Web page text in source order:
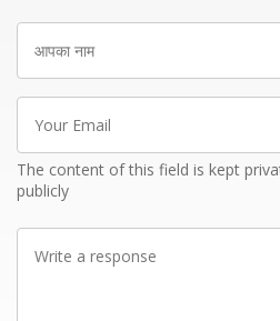
नाम
Email
The content of this field is kept
publicly